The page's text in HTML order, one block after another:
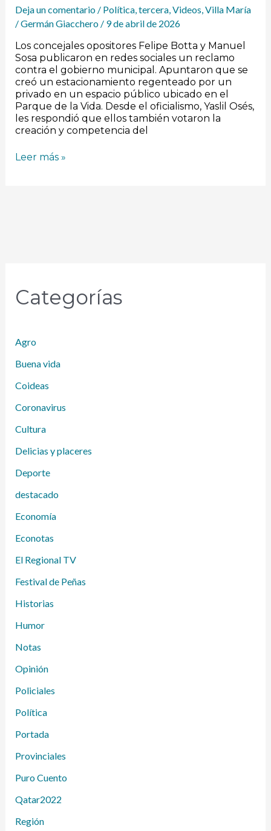
Deja un comentario / Política,tercera,Videos,Villa María
/Germán Giacchero / 9 de abril de 2026
Los concejales opositores Felipe Botta y Manuel
Sosa publicaron en redes sociales un reclamo
contra el gobierno municipal. Apuntaron que se
creó un estacionamiento regenteado por un
privado en un espacio público ubicado en el
Parque de la Vida. Desde el oficialismo, Yaslil Osés,
les respondió que ellos también votaron la
creación y competencia del
Leer más »
Categorías
Agro
Buena vida
Coideas
Coronavirus
Cultura
Delicias y placeres
Deporte
destacado
Economía
Econotas
El Regional TV
Festival de Peñas
Historias
Humor
Notas
Opinión
Policiales
Política
Portada
Provinciales
Puro Cuento
Qatar2022
Región